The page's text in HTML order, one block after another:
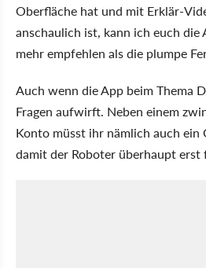
Oberfläche hat und mit Erklär-
anschaulich ist, kann ich euch
mehr empfehlen als die plumpe
Auch wenn die App beim Thema
Fragen aufwirft. Neben einem
Konto müsst ihr nämlich auch ein
damit der Roboter überhaupt